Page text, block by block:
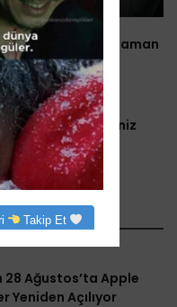
3. kısım ne zaman
Yüzükleri Bilmeniz
Ağustos’ta Apple
Yeniden Açılıyor
Takip Et